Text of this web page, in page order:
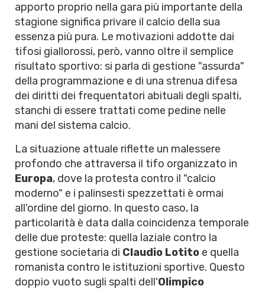
apporto proprio nella gara più importante della
stagione significa privare il calcio della sua
essenza più pura. Le motivazioni addotte dai
tifosi giallorossi, però, vanno oltre il semplice
risultato sportivo: si parla di gestione "assurda"
della programmazione e di una strenua difesa
dei diritti dei frequentatori abituali degli spalti,
stanchi di essere trattati come pedine nelle
mani del sistema calcio.
La situazione attuale riflette un malessere
profondo che attraversa il tifo organizzato in
Europa, dove la protesta contro il "calcio
moderno" e i palinsesti spezzettati è ormai
all'ordine del giorno. In questo caso, la
particolarità è data dalla coincidenza temporale
delle due proteste: quella laziale contro la
gestione societaria di Claudio Lotito e quella
romanista contro le istituzioni sportive. Questo
doppio vuoto sugli spalti dell'Olimpico